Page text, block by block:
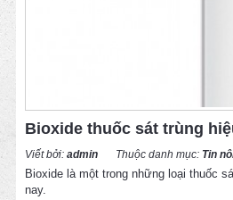
Bioxide thuốc sát trùng
Viết bởi: admin Thuộc danh mục: Tin
Bioxide là một trong những loại thuốc
nay.